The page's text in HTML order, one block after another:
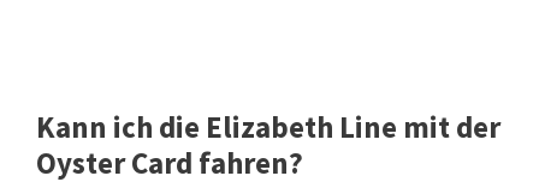
Kann ich die Elizabeth Line mit der
Oyster Card fahren?